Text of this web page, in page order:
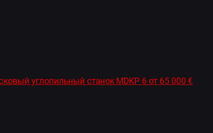
углопильный станок MDKP 6 от 65 000 €